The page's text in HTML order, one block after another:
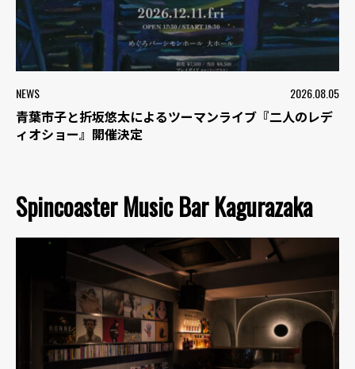
NEWS 2026.08.05
青葉市子と折坂悠太によるツーマンライブ『二人のレデ
ィオショー』開催決定
Spincoaster Music Bar Kagurazaka